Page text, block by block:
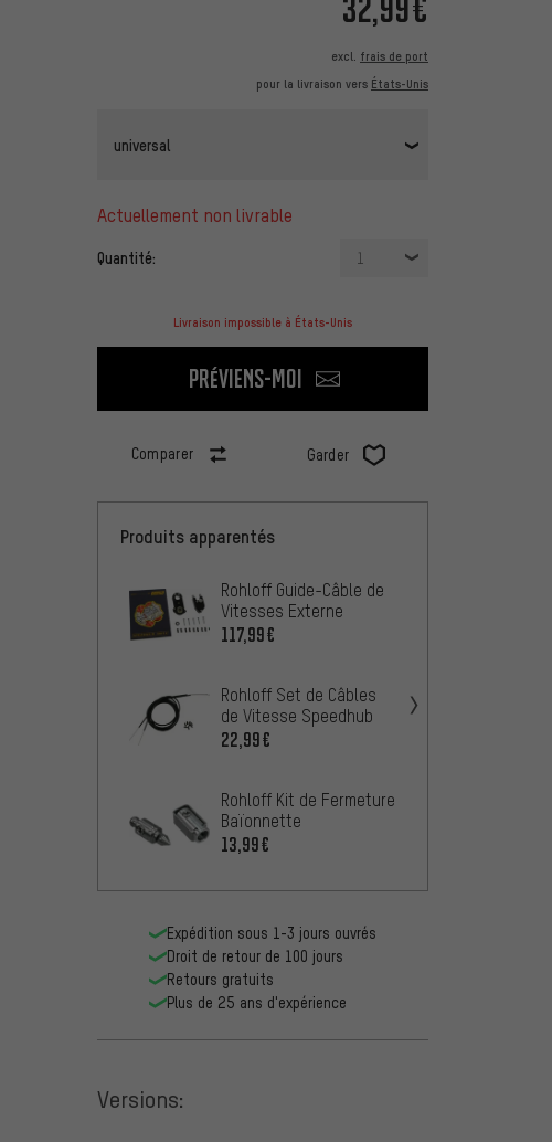
excl. frais de port
pour la livraison vers États-Unis
universal
actuellement non livrable
Quantité: 1
Livraison impossible à États-Unis
Préviens-moi
Comparer Garder
Produits apparentés
Rohloff Guide-Câble de
Vitesses Externe
117,99€
Rohloff Set de Câbles
de Vitesse Speedhub
22,99€
Rohloff Kit de Fermeture
Baïonnette
13,99€
Expédition sous 1-3 jours ouvrés
Droit de retour de 100 jours
Retours gratuits
Plus de 25 ans d'expérience
Versions: